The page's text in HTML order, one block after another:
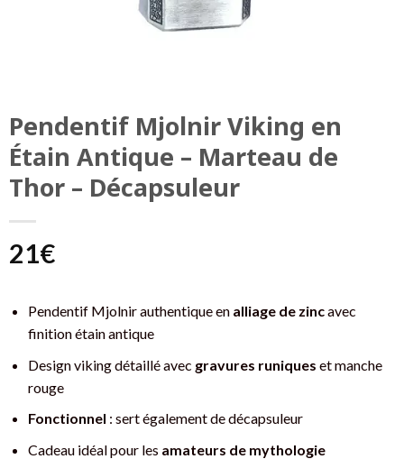
Pendentif Mjolnir Viking en
Étain Antique – Marteau de
Thor – Décapsuleur
21€
Pendentif Mjolnir authentique en alliage de zincavec
finition étain antique
Design viking détaillé avec gravures runiques et manche
rouge
Fonctionnel : sert également de décapsuleur
Cadeau idéal pour les amateurs de mythologie